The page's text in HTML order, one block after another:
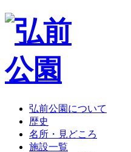
弘前公園について
歴史
名所・見どころ
施設一覧